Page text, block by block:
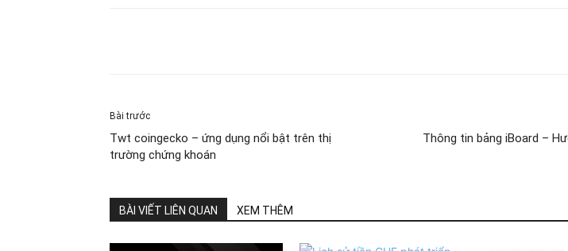
Bài trước
Twt coingecko – ứng dụng nổi bật trên thị
trường chứng khoán
Thông tin bảng iBoard –
BÀI VIẾT LIÊN QUAN XEM THÊM